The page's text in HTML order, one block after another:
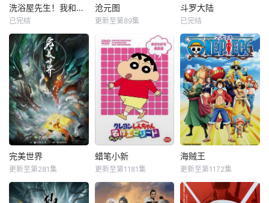
洗浴屋先生！我和那家伙在女浴池！？
已完结
沧元图
更新至第89集
斗罗大陆
已完结
完美世界
更新至第281集
蜡笔小新
更新至第1181集
海贼王
更新至第1172集